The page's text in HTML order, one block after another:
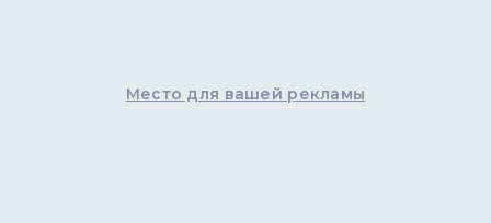
Место для вашей рекламы